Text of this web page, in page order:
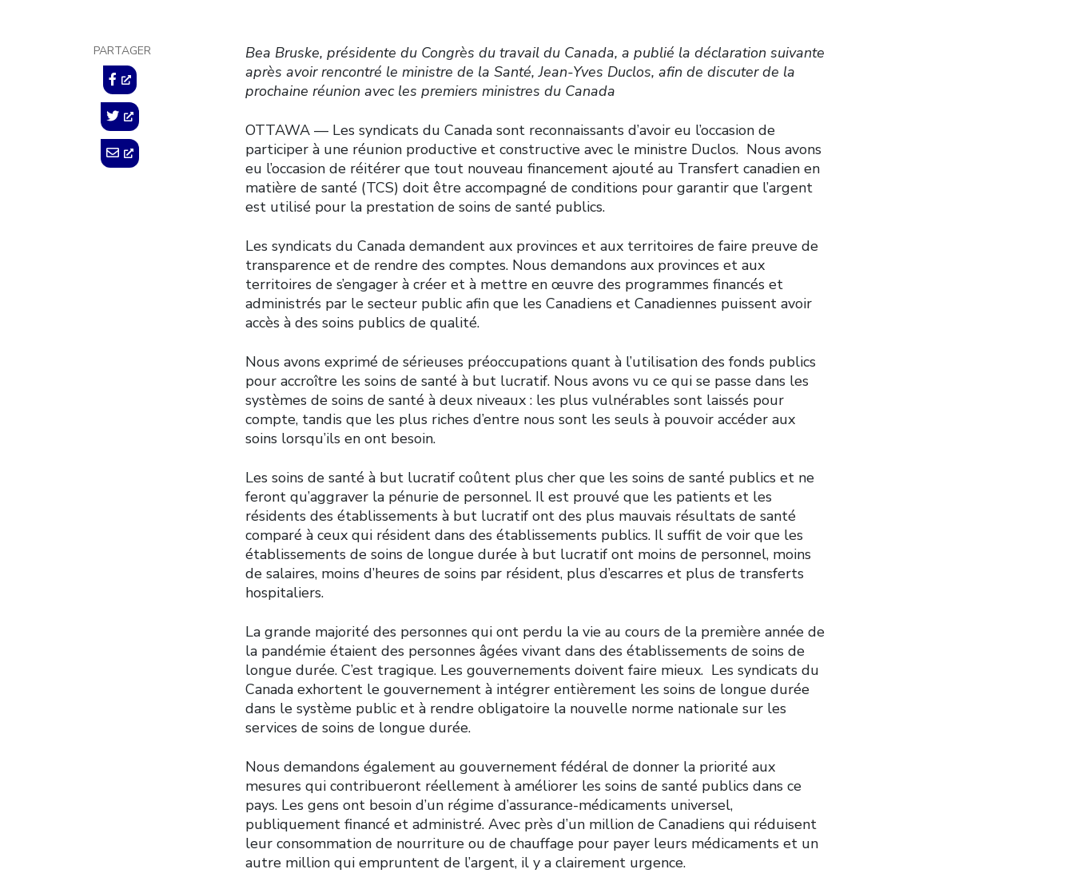
PARTAGER
Bea Bruske, présidente du Congrès du travail du Canada, a publié la déclaration suivante
après avoir rencontré le ministre de la Santé, Jean-Yves Duclos, afin de discuter de la
prochaine réunion avec les premiers ministres du Canada
OTTAWA –– Les syndicats du Canada sont reconnaissants d’avoir eu l’occasion de
participer à une réunion productive et constructive avec le ministre Duclos. Nous avons
eu l’occasion de réitérer que tout nouveau financement ajouté au Transfert canadien en
matière de santé (TCS) doit être accompagné de conditions pour garantir que l’argent
est utilisé pour la prestation de soins de santé publics.
Les syndicats du Canada demandent aux provinces et aux territoires de faire preuve de
transparence et de rendre des comptes. Nous demandons aux provinces et aux
territoires de s’engager à créer et à mettre en œuvre des programmes financés et
administrés par le secteur public afin que les Canadiens et Canadiennes puissent avoir
accès à des soins publics de qualité.
Nous avons exprimé de sérieuses préoccupations quant à l’utilisation des fonds publics
pour accroître les soins de santé à but lucratif. Nous avons vu ce qui se passe dans les
systèmes de soins de santé à deux niveaux : les plus vulnérables sont laissés pour
compte, tandis que les plus riches d’entre nous sont les seuls à pouvoir accéder aux
soins lorsqu’ils en ont besoin.
Les soins de santé à but lucratif coûtent plus cher que les soins de santé publics et ne
feront qu’aggraver la pénurie de personnel. Il est prouvé que les patients et les
résidents des établissements à but lucratif ont des plus mauvais résultats de santé
comparé à ceux qui résident dans des établissements publics. Il suffit de voir que les
établissements de soins de longue durée à but lucratif ont moins de personnel, moins
de salaires, moins d’heures de soins par résident, plus d’escarres et plus de transferts
hospitaliers.
La grande majorité des personnes qui ont perdu la vie au cours de la première année de
la pandémie étaient des personnes âgées vivant dans des établissements de soins de
longue durée. C’est tragique. Les gouvernements doivent faire mieux. Les syndicats du
Canada exhortent le gouvernement à intégrer entièrement les soins de longue durée
dans le système public et à rendre obligatoire la nouvelle norme nationale sur les
services de soins de longue durée.
Nous demandons également au gouvernement fédéral de donner la priorité aux
mesures qui contribueront réellement à améliorer les soins de santé publics dans ce
pays. Les gens ont besoin d’un régime d’assurance-médicaments universel,
publiquement financé et administré. Avec près d’un million de Canadiens qui réduisent
leur consommation de nourriture ou de chauffage pour payer leurs médicaments et un
autre million qui empruntent de l’argent, il y a clairement urgence.